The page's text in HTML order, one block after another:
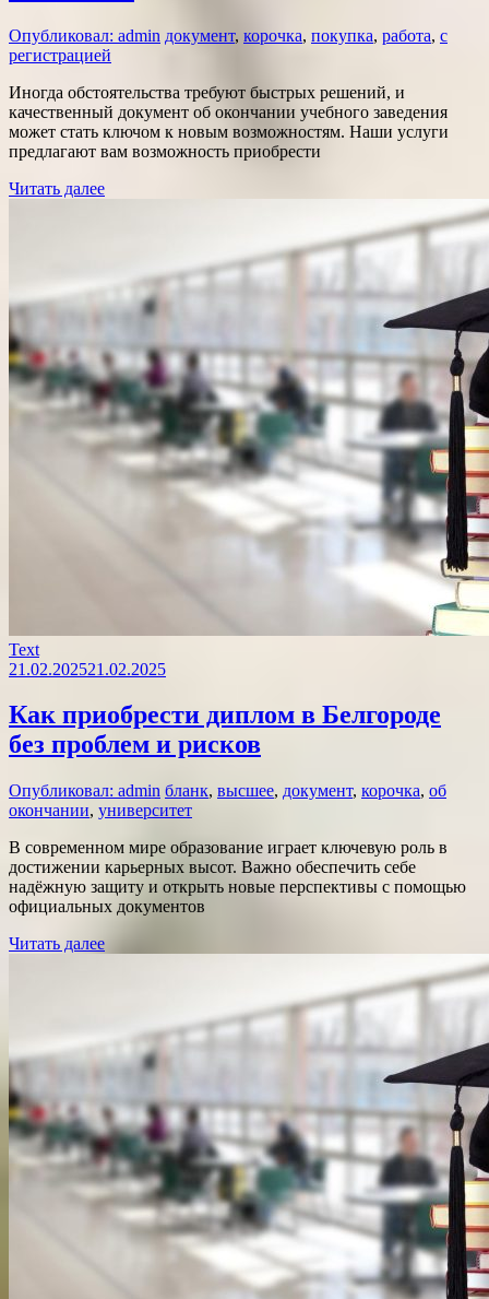
Опубликовал: admin документ, корочка, покупка, работа, с
регистрацией
Иногда обстоятельства требуют быстрых решений, и
качественный документ об окончании учебного заведения
может стать ключом к новым возможностям. Наши услуги
предлагают вам возможность приобрести
Читать далее
Text
21.02.202521.02.2025
Как приобрести диплом в Белгороде
без проблем и рисков
Опубликовал: admin бланк, высшее, документ, корочка, об
окончании, университет
В современном мире образование играет ключевую роль в
достижении карьерных высот. Важно обеспечить себе
надёжную защиту и открыть новые перспективы с помощью
официальных документов
Читать далее